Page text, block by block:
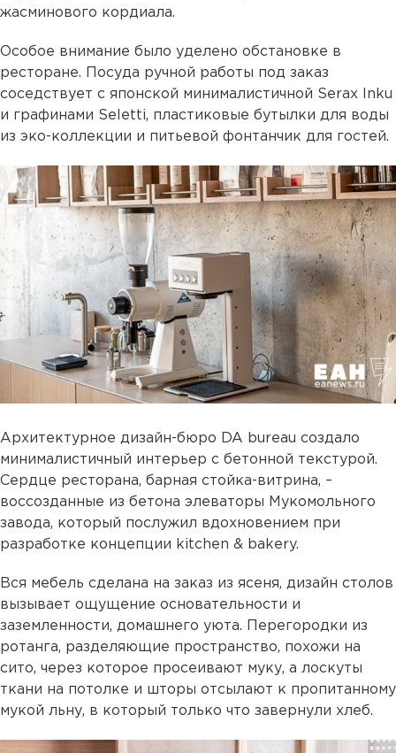
жасминового кордиала.
Особое внимание было уделено обстановке в
ресторане. Посуда ручной работы под заказ
соседствует с японской минималистичной Serax Inku
и графинами Seletti, пластиковые бутылки для воды
из эко-коллекции и питьевой фонтанчик для гостей.
Архитектурное дизайн-бюро DA bureau создало
минималистичный интерьер с бетонной текстурой.
Сердце ресторана, барная стойка-витрина, –
воссозданные из бетона элеваторы Мукомольного
завода, который послужил вдохновением при
разработке концепции kitchen & bakery.
Вся мебель сделана на заказ из ясеня, дизайн столов
вызывает ощущение основательности и
заземленности, домашнего уюта. Перегородки из
ротанга, разделяющие пространство, похожи на
сито, через которое просеивают муку, а лоскуты
ткани на потолке и шторы отсылают к пропитанному
мукой льну, в который только что завернули хлеб.